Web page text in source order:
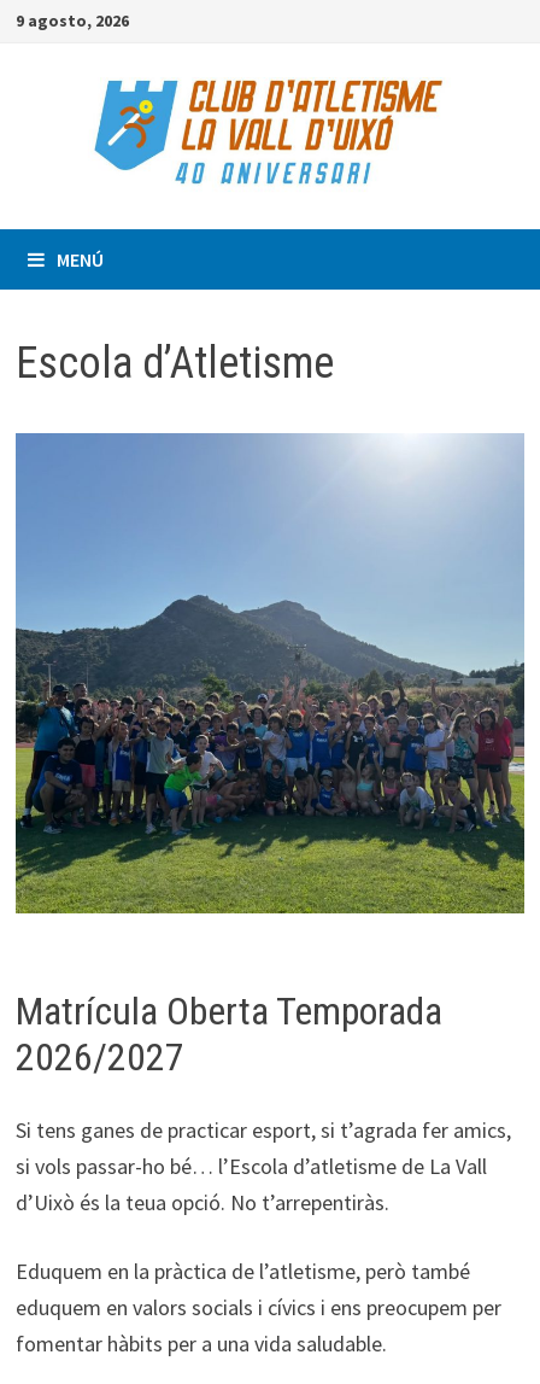
Saltar
9 agosto, 2026
MENÚ
Escola d’Atletisme
Matrícula Oberta Temporada
2026/2027
Si tens ganes de practicar esport, si t’agrada fer amics,
si vols passar-ho bé… l’Escola d’atletisme de La Vall
d’Uixò és la teua opció. No t’arrepentiràs.
Eduquem en la pràctica de l’atletisme, però també
eduquem en valors socials i cívics i ens preocupem per
fomentar hàbits per a una vida saludable.